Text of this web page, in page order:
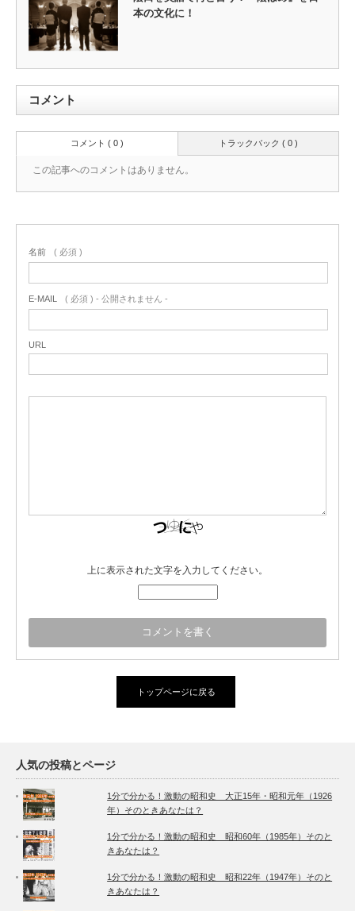
本の文化に！
コメント
トラックバック ( 0 )
コメント ( 0 )
この記事へのコメントはありません。
名前 ( 必須 )
E-MAIL ( 必須 ) - 公開されません -
URL
上に表示された文字を入力してください。
トップページに戻る
人気の投稿とページ
1分で分かる！激動の昭和史 大正15年・昭和元年（1926
年）そのときあなたは？
1分で分かる！激動の昭和史 昭和60年（1985年）そのと
きあなたは？
1分で分かる！激動の昭和史 昭和22年（1947年）そのと
きあなたは？